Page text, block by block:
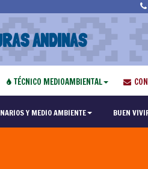
ANDINAS
TÉCNICO MEDIOAMBIENTAL
Y MEDIO AMBIENTE BUEN